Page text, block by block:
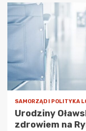
SAMORZĄD I POLITYKA
Urodziny
zdrowiem na